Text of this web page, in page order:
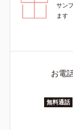
サン
ます
お電
無料通話